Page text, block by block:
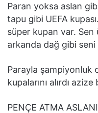
Paran yoksa aslan
tapu gibi UEFA
süper kupan var.
arkanda dağ gibi
Parayla şampiyonluk
kupalarını alırdı
PENÇE ATMA